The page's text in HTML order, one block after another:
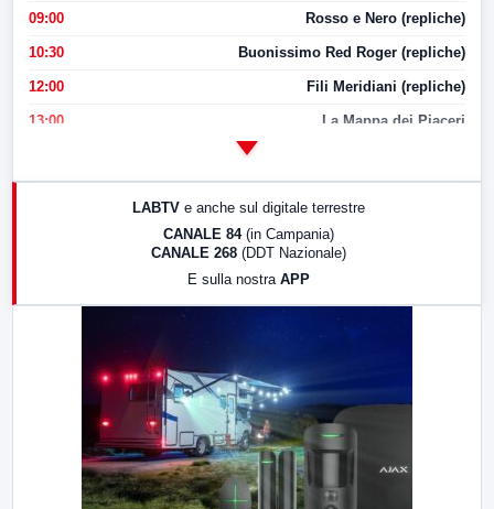
09:00 Rosso e Nero (repliche)
10:30 Buonissimo Red Roger (repliche)
12:00 Fili Meridiani (repliche)
13:00 La Mappa dei Piaceri
LABTV e anche sul digitale terrestre
CANALE 84 (in Campania)
CANALE 268 (DDT Nazionale)
E sulla nostra APP